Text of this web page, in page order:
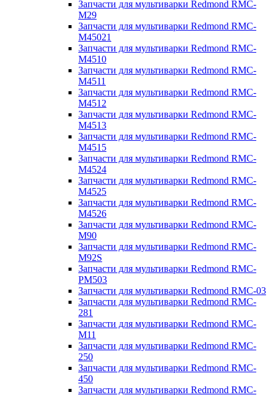
Запчасти для мультиварки Redmond RMC-
M29
Запчасти для мультиварки Redmond RMC-
M45021
Запчасти для мультиварки Redmond RMC-
M4510
Запчасти для мультиварки Redmond RMC-
M4511
Запчасти для мультиварки Redmond RMC-
M4512
Запчасти для мультиварки Redmond RMC-
M4513
Запчасти для мультиварки Redmond RMC-
M4515
Запчасти для мультиварки Redmond RMC-
M4524
Запчасти для мультиварки Redmond RMC-
M4525
Запчасти для мультиварки Redmond RMC-
M4526
Запчасти для мультиварки Redmond RMC-
M90
Запчасти для мультиварки Redmond RMC-
M92S
Запчасти для мультиварки Redmond RMC-
PM503
Запчасти для мультиварки Redmond RMC-03
Запчасти для мультиварки Redmond RMC-
281
Запчасти для мультиварки Redmond RMC-
M11
Запчасти для мультиварки Redmond RMC-
250
Запчасти для мультиварки Redmond RMC-
450
Запчасти для мультиварки Redmond RMC-